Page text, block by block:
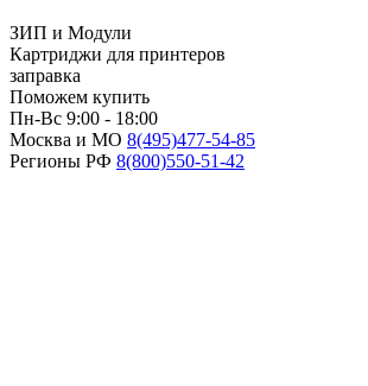
ЗИП и Модули
Картриджи для принтеров
заправка
Поможем купить
Пн-Вс 9:00 - 18:00
Москва и МО 8(495)477-54-85
Регионы РФ 8(800)550-51-42